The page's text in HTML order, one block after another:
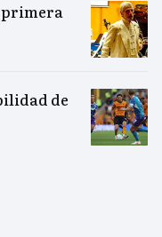
primera
de